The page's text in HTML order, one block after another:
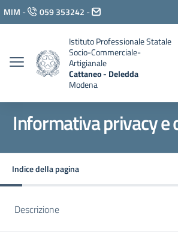
Vai ai contenuti
Vai al menu di navigazione
Vai al footer
MIM - 059 353242 -
Istituto Professionale Statale
Socio-Commerciale-
Artigianale
Cattaneo - Deledda
Modena
Informativa privacy e
Indice della pagina
Descrizione